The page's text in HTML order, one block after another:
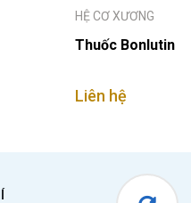
HỆ CƠ XƯƠNG
Thuốc Bonlutin
Liên hệ